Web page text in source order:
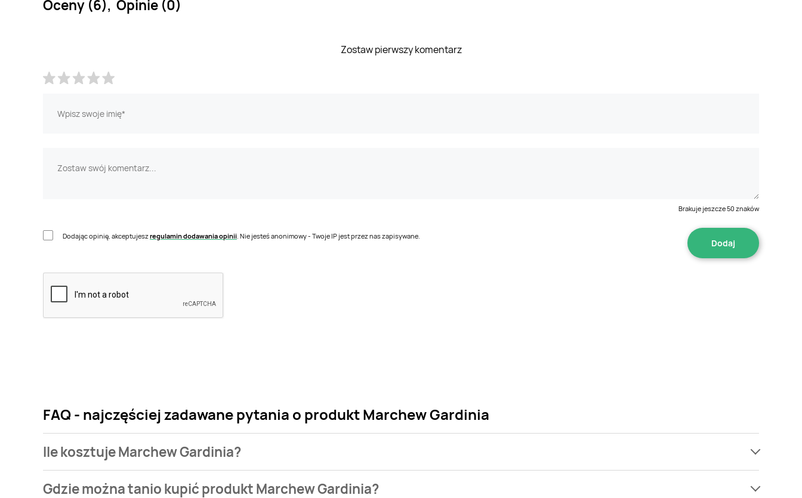
Oceny (6), Opinie (0)
Zostaw pierwszy komentarz
Brakuje jeszcze50 znaków
Dodając opinię, akceptujeszregulamin dodawania opinii. Nie jesteś anonimowy - Twoje IP jest przez nas zapisywane.
FAQ - najczęściej zadawane pytania o produkt Marchew Gardinia
Ile kosztuje Marchew Gardinia?
bazie jest z sieciBiedronka . Marchew Gardinia kosztuje aktualnie 4,99 zł.Zobacz ofertę
Gdzie można tanio kupić produkt Marchew Gardinia?